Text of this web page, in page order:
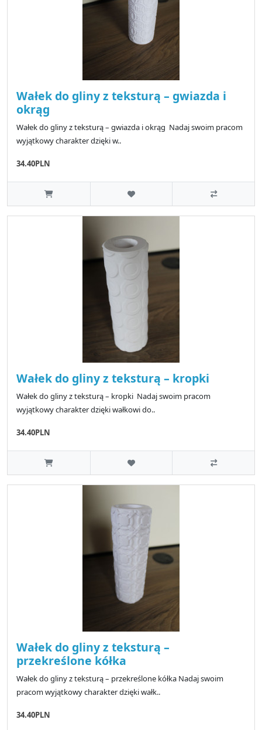
Wałek do gliny z teksturą – gwiazda i
okrąg
Wałek do gliny z teksturą – gwiazda i okrąg Nadaj swoim pracom
wyjątkowy charakter dzięki w..
34.40PLN
Wałek do gliny z teksturą – kropki
Wałek do gliny z teksturą – kropki Nadaj swoim pracom
wyjątkowy charakter dzięki wałkowi do..
34.40PLN
Wałek do gliny z teksturą –
przekreślone kółka
Wałek do gliny z teksturą – przekreślone kółka Nadaj swoim
pracom wyjątkowy charakter dzięki wałk..
34.40PLN